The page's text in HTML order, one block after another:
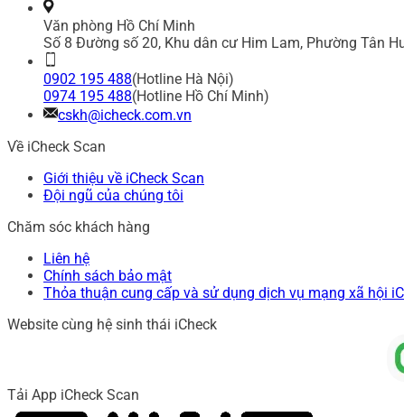
Văn phòng Hồ Chí Minh
Số 8 Đường số 20, Khu dân cư Him Lam, Phường Tân
0902 195 488(Hotline Hà Nội)
0974 195 488(Hotline Hồ Chí Minh)
cskh@icheck.com.vn
Về iCheck Scan
Giới thiệu về iCheck Scan
Đội ngũ của chúng tôi
Chăm sóc khách hàng
Liên hệ
Chính sách bảo mật
Thỏa thuận cung cấp và sử dụng dịch vụ mạng xã hội
Website cùng hệ sinh thái iCheck
Tải App iCheck Scan